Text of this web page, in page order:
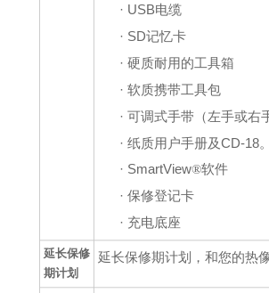
· USB电缆
· SD记忆卡
·硬质耐用的工具箱
·软质携带工具包
·可调式手带（左手或右
·纸质用户手册及CD-18。
· SmartView®软件
·保修登记卡
· 充电底座
延长保修
期计划
延长保修期计划，和您的热